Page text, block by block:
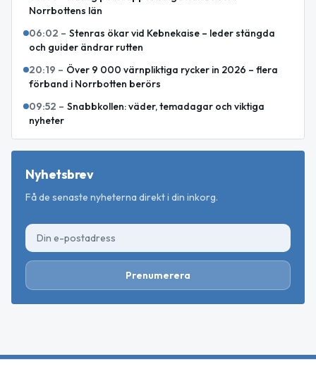
Norrbottens län
06:02 – Stenras ökar vid Kebnekaise – leder stängda
och guider ändrar rutten
20:19 – Över 9 000 värnpliktiga rycker in 2026 – flera
förband i Norrbotten berörs
09:52 – Snabbkollen: väder, temadagar och viktiga
nyheter
Nyhetsbrev
Få de senaste nyheterna direkt i din inkorg.
Prenumerera